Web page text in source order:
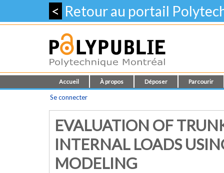
< Retour au portail
Accueil À propos Déposer Parcourir
Se connecter
EVALUATION OF
INTERNAL LOADS
MODELING